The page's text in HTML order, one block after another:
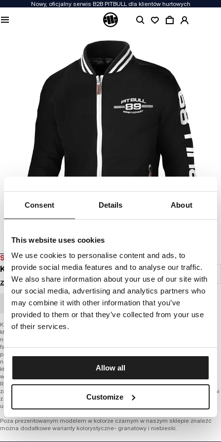
Consent Details About
This website uses cookies
We use cookies to personalise content and ads, to
provide social media features and to analyse our traffic.
We also share information about your use of our site with
our social media, advertising and analytics partners who
may combine it with other information that you’ve
provided to them or that they’ve collected from your use
of their services.
Allow all
Customize
Nowy, oficjalny serwis B2B PITBULL dla klientów hurtowych
SALE
KURTKA WIOSENNA RAGWEED IV
Zaloguj się by zobaczyć ceny
ZAMÓWIENIE HURTOWE
Kurtka sportowa Ragweed IV to sportowo podkręcony model kurtki Ragweed III,
którą również znajdziesz w katalogu odzieżowym marki Pitbull West Coast na
nadchodzący sezon wiosna-lato 2018. Prezentowany model posiada obniżony
fason, został wykończony grubym ściągaczem typu RIB. Kurtka została uszyta z
podwójnego materiału- zewnętrzny nylon chroni przed wiatrem i deszczem,
natomiast wewnętrzna podszewką to miękka i przewiewna jerseyowa tkanina, z
której najczęściej produkowana jest odzież letnia. W podszewce wprawiono
wewnętrzną kieszeń. Dodatkowe kieszenie znajdziemy po bokach kurtki Pitbull
Ragweed IV. Poza ściągaczami sportowy charakter kurtki został podkreślony
zamkami w kontrastowym kolorze, a także mocno wyeksponowanymi nadrukami
z logo producenta. Poza klatką piersiową, ozdobne napisy zostały również
umieszczone na plecach, poniżej linii karku, a także na całej długości rękawa.
Poza prezentowanym modelem w kolorze czarnym w naszym sklepie znaleźć
można dodatkowe warianty kolorystyczne- granatowy i niebieski.